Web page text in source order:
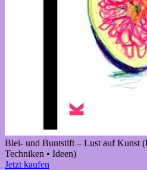
Blei- und Buntstift – Lust auf Kunst
Techniken • Ideen)
Jetzt kaufen